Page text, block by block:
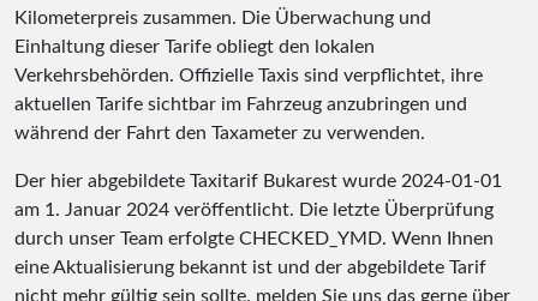
Kilometerpreis zusammen. Die Überwachung und
Einhaltung dieser Tarife obliegt den lokalen
Verkehrsbehörden. Offizielle Taxis sind verpflichtet, ihre
aktuellen Tarife sichtbar im Fahrzeug anzubringen und
während der Fahrt den Taxameter zu verwenden.
Der hier abgebildete Taxitarif Bukarest wurde 2024-01-01
am 1. Januar 2024 veröffentlicht. Die letzte Überprüfung
durch unser Team erfolgte CHECKED_YMD. Wenn Ihnen
eine Aktualisierung bekannt ist und der abgebildete Tarif
nicht mehr gültig sein sollte, melden Sie uns das gerne über